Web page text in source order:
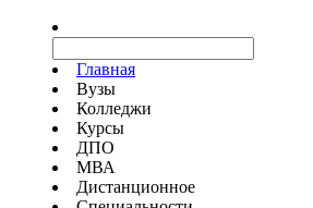
Главная
Вузы
Колледжи
Курсы
ДПО
МВА
Дистанционное